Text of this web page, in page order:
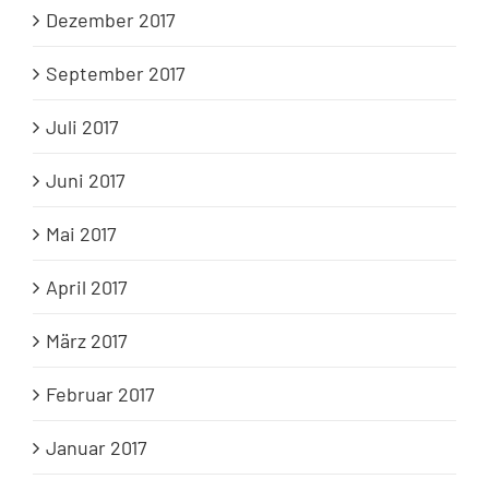
Dezember 2017
September 2017
Juli 2017
Juni 2017
Mai 2017
April 2017
März 2017
Februar 2017
Januar 2017